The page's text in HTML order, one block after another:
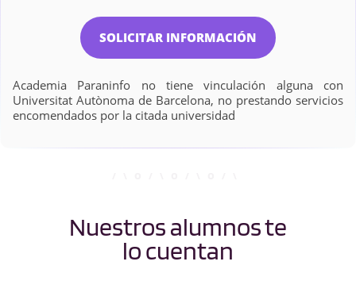
SOLICITAR INFORMACIÓN
Academia Paraninfo no tiene vinculación alguna con
Universitat Autònoma de Barcelona, no prestando servicios
encomendados por la citada universidad
Nuestros alumnos te
lo cuentan